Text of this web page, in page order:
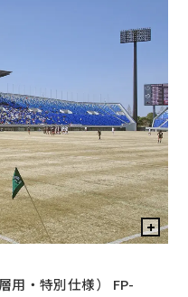
用・特別仕様） FP-